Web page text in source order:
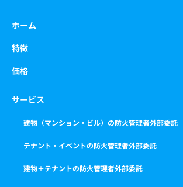
ホーム
特徴
価格
サービス
建物（マンション・ビル）の防火管理者外部委託
テナント・イベントの防火管理者外部委託
建物＋テナントの防火管理者外部委託